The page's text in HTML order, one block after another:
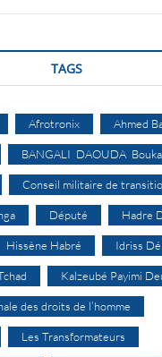
TAGS
Afrotronix Ahmed
BANGALI DAOUDA
Conseil militaire de
Député Hadre
Hissène Habré Idriss
Kalzeubé Payimi
des droits de l’homme
Les Transformateurs